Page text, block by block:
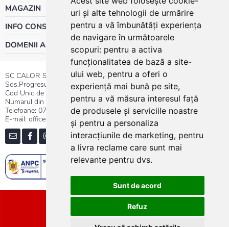
uri și alte tehnologii de urmărire
pentru a vă îmbunătăți experiența
de navigare în următoarele
scopuri: pentru a activa
funcționalitatea de bază a site-
ului web, pentru a oferi o
experiență mai bună pe site,
pentru a vă măsura interesul față
de produsele și serviciile noastre
și pentru a personaliza
interacțiunile de marketing, pentru
a livra reclame care sunt mai
relevante pentru dvs.
Sunt de acord
Refuz
MAGAZIN
INFO CONSUMATOR
DOMENII ACTIVITATE
SC CALOR SRL
Sos.Progresului nr.30-40, Sector 5, Bucuresti
Cod Unic de Inregistrare: RO 3004724
Numarul din Registrul Comertului:J40/13176/1991
Telefoane: 0737.23.44.44|021.411.44.44
E-mail: office@calor.ro